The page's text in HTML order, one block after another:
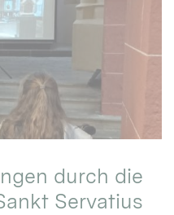
durch die
Servatius